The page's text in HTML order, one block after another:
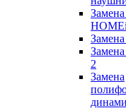
HOME
2
Замена